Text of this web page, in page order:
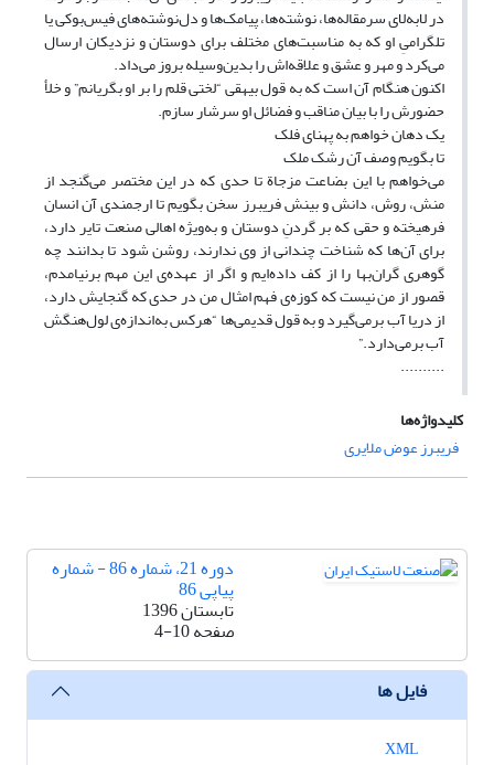
در لابه‌لای سرمقاله‌ها، نوشته‌ها، پیامک‌ها و دل‌نوشته‌های فیس‌بوکی یا
تلگرامیِ او که به مناسبت‌های مختلف برای دوستان و نزدیکان ارسال
می‌کرد و مهر و عشق و علاقه‌اش را بدین‌وسیله بروز می‌داد.
اکنون هنگام آن است که به قول بیهقی “لختی قلم را بر او بگریانم” و خلأ
حضورش را با بیان مناقب و فضائل او سرشار سازم.
یک ‌دهان خواهم به پهنای فلک
تا بگویم وصف آن رشک ملک
می‌خواهم با این بضاعت مزجاة تا حدی که در این مختصر می‌گنجد از
منش، روش، دانش و بینش فریبرز سخن بگویم تا ارجمندی آن انسان
فرهیخته و حقی که بر گردنِ دوستان و به‌ویژه اهالی صنعت تایر دارد،
برای آن‌ها که شناخت چندانی از وی ندارند، روشن شود تا بدانند چه
گوهری گران‌بها را از کف داده‌ایم و اگر از عهده‌ی این مهم برنیامدم،
قصور از من نیست که کوزه‌ی فهم امثال من در حدی که گنجایش دارد،
از دریا آب برمی‌گیرد و به قول قدیمی‌ها “هرکس به‌اندازه‌ی لول‌هنگش
آب برمی‌دارد.”
..........
کلیدواژه‌ها
فریبرز عوض ملایری
دوره 21، شماره 86 - شماره
پیاپی 86
تابستان 1396
صفحه4-10
فایل ها